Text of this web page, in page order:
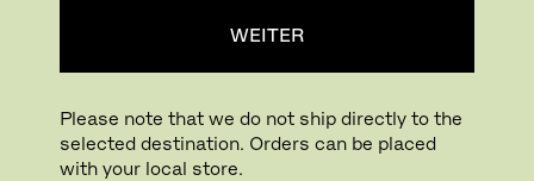
WEITER
Please note that we do not ship directly to the
selected destination. Orders can be placed
with your local store.
Modell:JH140
Aussenpolsterung:Capture / Grau (4001)